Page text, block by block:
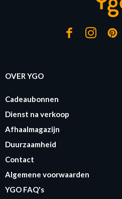
OVER YGO
Cadeaubonnen
Dienst na verkoop
Afhaalmagazijn
Duurzaamheid
Contact
Algemene voorwaarden
YGO FAQ's